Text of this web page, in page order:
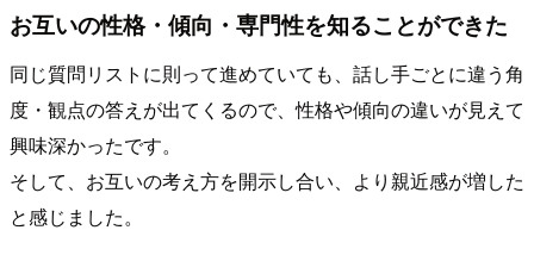
お互いの性格・傾向・専門性を知ることができた
同じ質問リストに則って進めていても、話し手ごとに違う角
度・観点の答えが出てくるので、性格や傾向の違いが見えて
興味深かったです。
そして、お互いの考え方を開示し合い、より親近感が増した
と感じました。